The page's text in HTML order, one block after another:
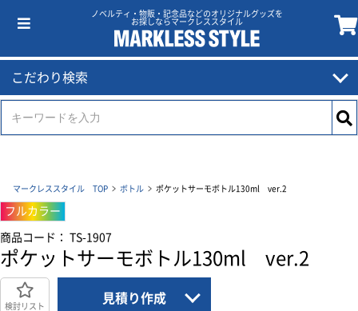
ノベルティ・物販・記念品などのオリジナルグッズを
お探しならマークレススタイル
こだわり検索
マークレススタイル TOP ボトル ポケットサーモボトル130ml ver.2
フルカラー
商品コード： TS-1907
ポケットサーモボトル130ml ver.2
検討リスト
見積り作成